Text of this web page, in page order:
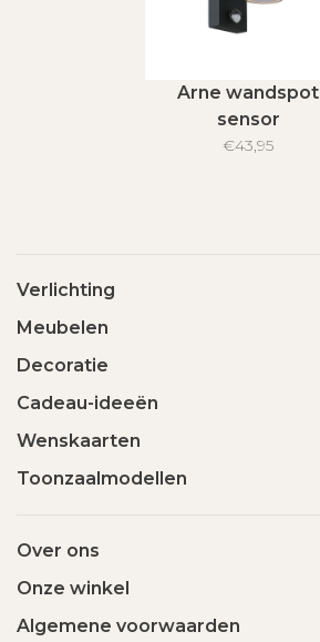
Arne wandspot
sensor
€43,95
Verlichting
Meubelen
Decoratie
Cadeau-ideeën
Wenskaarten
Toonzaalmodellen
Over ons
Onze winkel
Algemene voorwaarden